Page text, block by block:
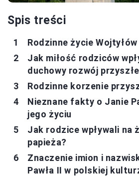
Spis treści
Rodzinne życie
Jak miłość rodziców
duchowy rozwój
Rodzinne korzenie
Nieznane fakty o Janie
jego życiu
Jak rodzice wpływali na
papieża?
Znaczenie imion i
Pawła II w polskiej